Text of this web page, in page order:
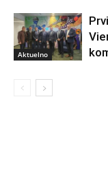
Aktuelno